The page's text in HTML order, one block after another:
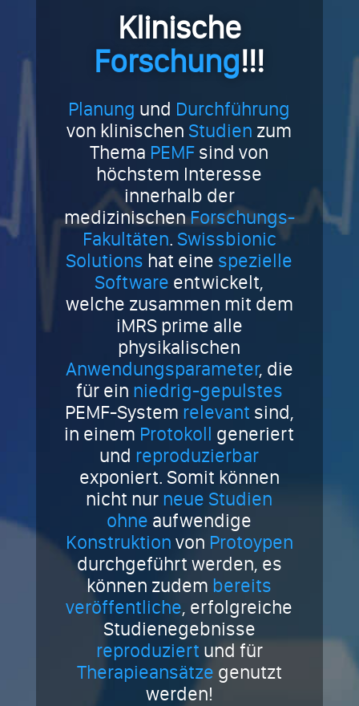
Klinische
Forschung!!!
Planung und Durchführung
von klinischen Studien zum
Thema PEMF sind von
höchstem Interesse
innerhalb der
medizinischenForschungs-
Fakultäten. Swissbionic
Solutions hat eine spezielle
Software entwickelt,
welche zusammen mit dem
iMRS prime alle
physikalischen
Anwendungsparameter, die
für ein niedrig-gepulstes
PEMF-System relevant sind,
in einem Protokoll generiert
und reproduzierbar
exponiert. Somit können
nicht nur neue Studien
ohne aufwendige
Konstruktion von Protoypen
durchgeführt werden, es
können zudem bereits
veröffentliche, erfolgreiche
Studienegebnisse
reproduziert und für
Therapieansätze genutzt
werden!